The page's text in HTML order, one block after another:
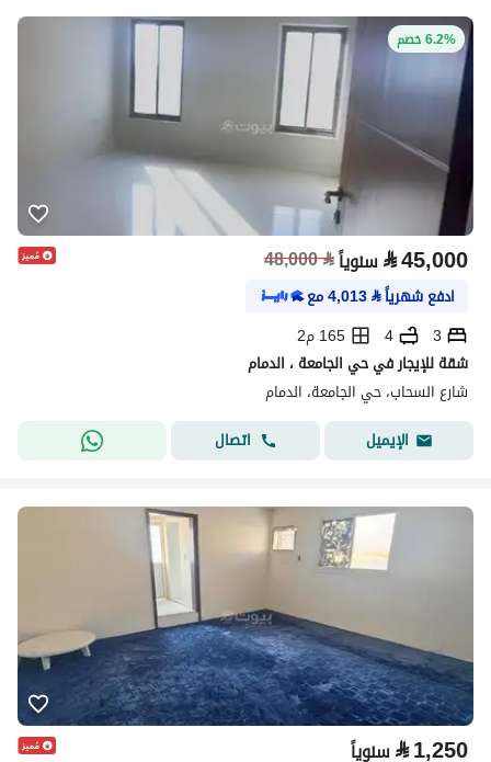
6.2% خصم
⃁45,000 سنوياً⃁
48,000
ادفع شهرياً⃁
4,013مع
3
4
165 م2
شقة للإيجار في حي الجامعة ، الدمام
شارع السحاب، حي الجامعة، الدمام
الإيميل
اتصال
⃁1,250 سنوياً